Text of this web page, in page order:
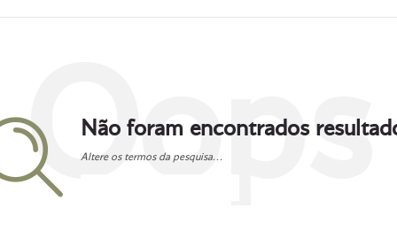
Oops
Não foram encontrados
Altere os termos da pesquisa...